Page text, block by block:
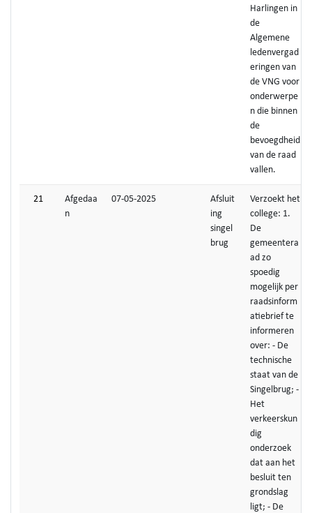
Harlingen in
de
Algemene
ledenvergad
eringen van
de VNG voor
onderwerpe
n die binnen
de
bevoegdheid
van de raad
vallen.
21
Afgedaa
n
07-05-2025
Afsluit
ing
singel
brug
Verzoekt het
college: 1.
De
gemeentera
ad zo
spoedig
mogelijk per
raadsinform
atiebrief te
informeren
over: - De
technische
staat van de
Singelbrug; -
Het
verkeerskun
dig
onderzoek
dat aan het
besluit ten
grondslag
ligt; - De